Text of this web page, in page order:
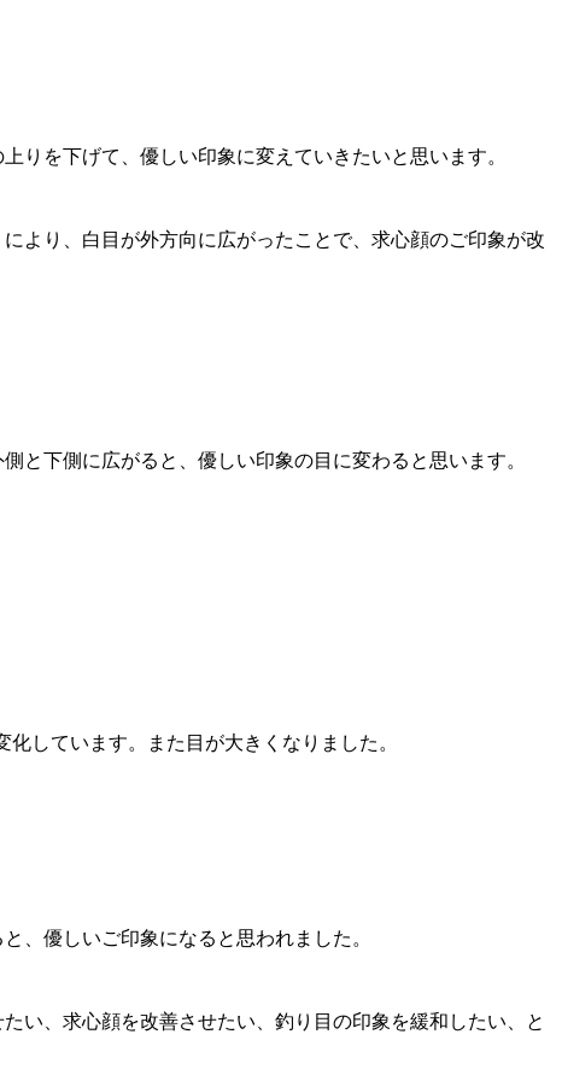
上りを下げて、優しい印象に変えていきたいと思います。
により、白目が外方向に広がったことで、求心顔のご印象が改
側と下側に広がると、優しい印象の目に変わると思います。
しています。また目が大きくなりました。
、優しいご印象になると思われました。
たい、求心顔を改善させたい、釣り目の印象を緩和したい、と